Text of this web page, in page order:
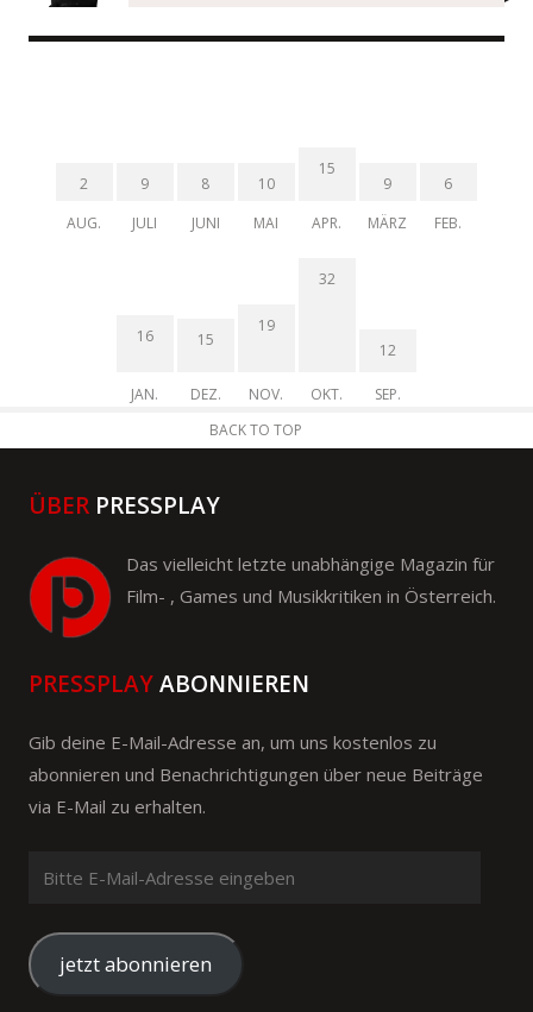
2
AUG.
9
JULI
8
JUNI
10
MAI
15
APR.
9
MÄRZ
6
FEB.
16
JAN.
15
DEZ.
19
NOV.
32
OKT.
12
SEP.
BACK TO TOP
ÜBER PRESSPLAY
Das vielleicht letzte unabhängige Magazin für
Film- , Games und Musikkritiken in Österreich.
PRESSPLAYABONNIEREN
Gib deine E-Mail-Adresse an, um uns kostenlos zu
abonnieren und Benachrichtigungen über neue Beiträge
via E-Mail zu erhalten.
Mail-
Adresse
eingeben
jetzt abonnieren